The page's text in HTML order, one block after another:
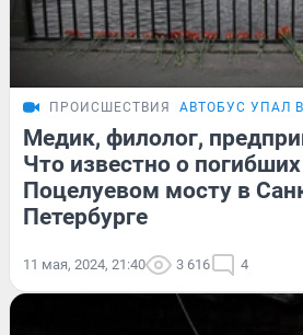
ПРОИСШЕСТВИЯ АВТОБУС УПАЛ
Медик, филолог,
Что известно о
Поцелуевом мосту в
Петербурге
11 мая, 2024, 21:40 3 616 4